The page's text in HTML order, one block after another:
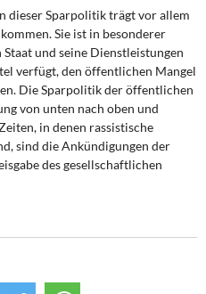
dieser Sparpolitik trägt vor allem
Sie ist in besonderer
und seine Dienstleistungen
verfügt, den öffentlichen Mangel
Die Sparpolitik der öffentlichen
von unten nach oben und
in denen rassistische
sind die Ankündigungen der
des gesellschaftlichen